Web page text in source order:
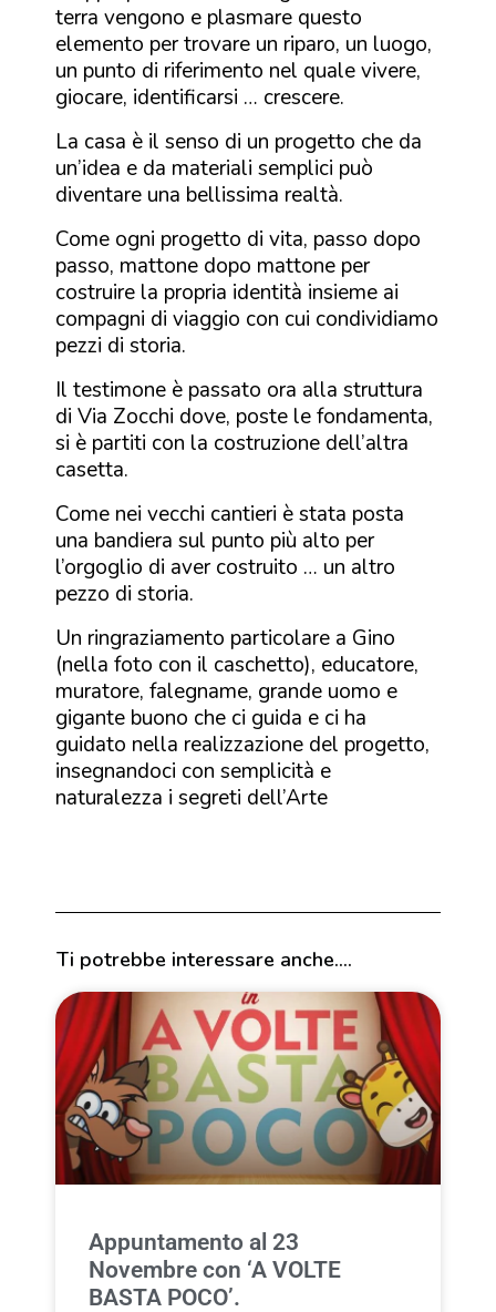
terra vengono e plasmare questo
elemento per trovare un riparo, un luogo,
un punto di riferimento nel quale vivere,
giocare, identificarsi … crescere.
La casa è il senso di un progetto che da
un’idea e da materiali semplici può
diventare una bellissima realtà.
Come ogni progetto di vita, passo dopo
passo, mattone dopo mattone per
costruire la propria identità insieme ai
compagni di viaggio con cui condividiamo
pezzi di storia.
Il testimone è passato ora alla struttura
di Via Zocchi dove, poste le fondamenta,
si è partiti con la costruzione dell’altra
casetta.
Come nei vecchi cantieri è stata posta
una bandiera sul punto più alto per
l’orgoglio di aver costruito … un altro
pezzo di storia.
Un ringraziamento particolare a Gino
(nella foto con il caschetto), educatore,
muratore, falegname, grande uomo e
gigante buono che ci guida e ci ha
guidato nella realizzazione del progetto,
insegnandoci con semplicità e
naturalezza i segreti dell’Arte
Ti potrebbe interessare anche....
Appuntamento al 23
Novembre con ‘A VOLTE
BASTA POCO’.